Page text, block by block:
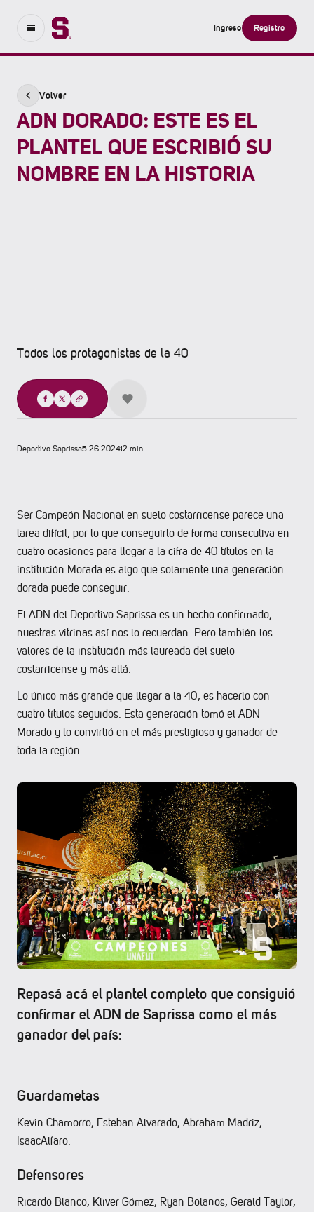
Ingreso Registro
Volver
ADN DORADO: ESTE ES EL
PLANTEL QUE ESCRIBIÓ SU
NOMBRE EN LA HISTORIA
Todos los protagonistas de la 40
Compartir
Deportivo Saprissa5.26.202412 min
Ser Campeón Nacional en suelo costarricense parece una
tarea difícil, por lo que conseguirlo de forma consecutiva en
cuatro ocasiones para llegar a la cifra de 40 títulos en la
institución Morada es algo que solamente una generación
dorada puede conseguir.
El ADN del Deportivo Saprissa es un hecho confirmado,
nuestras vitrinas así nos lo recuerdan. Pero también los
valores de la institución más laureada del suelo
costarricense y más allá.
Lo único más grande que llegar a la 40, es hacerlo con
cuatro títulos seguidos. Esta generación tomó el ADN
Morado y lo convirtió en el más prestigioso y ganador de
toda la región.
Repasá acá el plantel completo que consiguió
confirmar el ADN de Saprissa como el más
ganador del país:
Guardametas
Kevin Chamorro, Esteban Alvarado, Abraham Madriz,
IsaacAlfaro.
Defensores
Ricardo Blanco, Kliver Gómez, Ryan Bolaños, Gerald Taylor,